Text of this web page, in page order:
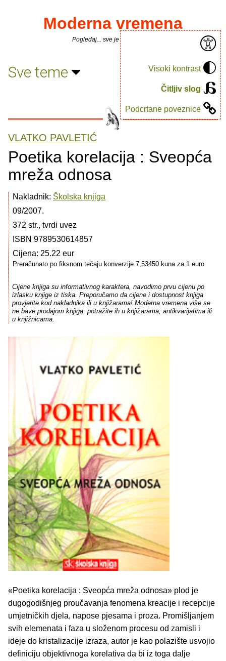
Visoki kontrast
Čitljiv slog
Podcrtane poveznice
Moderna vremena
Pogledaj... sve je puno knjiga.
Sve teme
VLATKO PAVLETIĆ
Poetika korelacija : Sveopća
mreža odnosa
Nakladnik: Školska knjiga
09/2007.
372 str., tvrdi uvez
ISBN 9789530614857
Cijena: 25.22 eur
Preračunato po fiksnom tečaju konverzije 7,53450 kuna za 1 euro
Cijene knjiga su informativnog karaktera, navodimo prvu cijenu po
izlasku knjige iz tiska. Preporučamo da cijene i dostupnost knjiga
provjerite kod nakladnika ili u knjižarama! Moderna vremena više se
ne bave prodajom knjiga, potražite ih u knjižarama, antikvarijatima ili
u knjižnicama.
«Poetika korelacija : Sveopća mreža odnosa» plod je
dugogodišnjeg proučavanja fenomena kreacije i recepcije
umjetničkih djela, napose pjesama i proza. Promišljanjem
svih elemenata i faza u složenom procesu od zamisli i
ideje do kristalizacije izraza, autor je kao polazište usvojio
definiciju objektivnoga korelativa da bi iz toga dalje